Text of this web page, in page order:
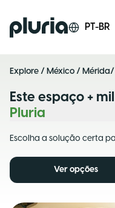
Logo Pluria PT-BR
Explore / México / Mérida/
Este espaço +
Pluria
Escolha a solução certa
Ver opções